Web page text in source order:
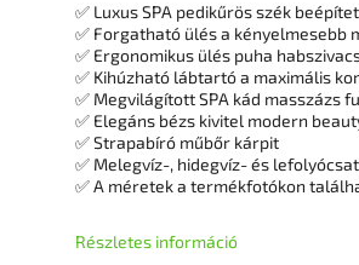
✅ Luxus SPA pedikűrös szék
✅ Forgatható ülés a kényelmesebb
✅ Ergonomikus ülés puha
✅ Kihúzható lábtartó a maximális
✅ Megvilágított SPA kád masszázs
✅ Elegáns bézs kivitel modern
✅ Strapabíró műbőr kárpit
✅ Melegvíz-, hidegvíz- és
✅ A méretek a termékfotókon
Részletes információ